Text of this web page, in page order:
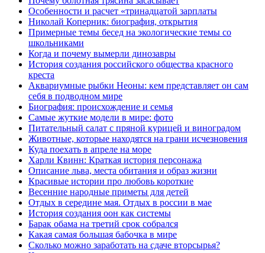
Особенности и расчет «тринадцатой зарплаты
Николай Коперник: биография, открытия
Примерные темы бесед на экологические темы со
школьниками
Когда и почему вымерли динозавры
История создания российского общества красного
креста
Аквариумные рыбки Неоны: кем представляет он сам
себя в подводном мире
Биография: происхождение и семья
Самые жуткие модели в мире: фото
Питательный салат с пряной курицей и виноградом
Животные, которые находятся на грани исчезновения
Куда поехать в апреле на море
Харли Квинн: Краткая история персонажа
Описание льва, места обитания и образ жизни
Красивые истории про любовь короткие
Весенние народные приметы для детей
Отдых в середине мая. Отдых в россии в мае
История создания оон как системы
Барак обама на третий срок собрался
Какая самая большая бабочка в мире
Сколько можно заработать на сдаче вторсырья?